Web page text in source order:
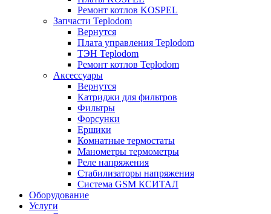
Ремонт котлов KOSPEL
Запчасти Teplodom
Вернутся
Плата управления Teplodom
ТЭН Teplodom
Ремонт котлов Teplodom
Аксессуары
Вернутся
Катриджи для фильтров
Фильтры
Форсунки
Ершики
Комнатные термостаты
Манометры термометры
Реле напряжения
Стабилизаторы напряжения
Система GSM КСИТАЛ
Оборудование
Услуги